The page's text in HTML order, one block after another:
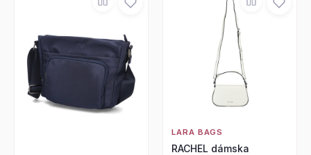
LARA BAGS
RACHEL dámska